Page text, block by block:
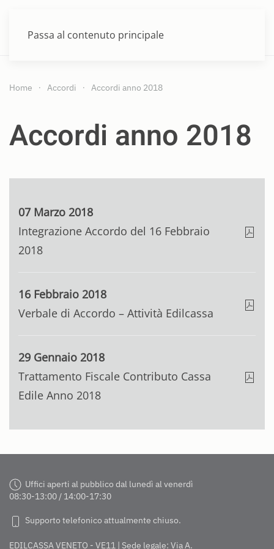
Passa al contenuto principale
Home Accordi Accordi anno 2018
Accordi anno 2018
07 Marzo 2018
Integrazione Accordo del 16 Febbraio
2018
16 Febbraio 2018
Verbale di Accordo – Attività Edilcassa
29 Gennaio 2018
Trattamento Fiscale Contributo Cassa
Edile Anno 2018
Uffici aperti al pubblico dal lunedì al venerdì
08:30-13:00 / 14:00-17:30
Supporto telefonico attualmente chiuso.
EDILCASSA VENETO - VE11 | Sede legale: Via A.